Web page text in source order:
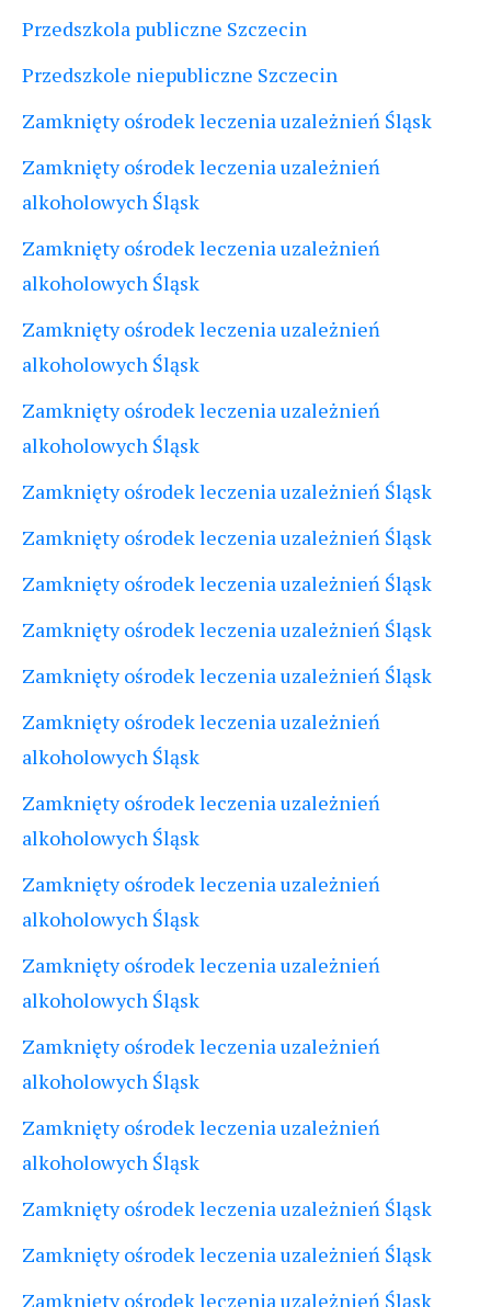
Przedszkola publiczne Szczecin
Przedszkole niepubliczne Szczecin
Zamknięty ośrodek leczenia uzależnień Śląsk
Zamknięty ośrodek leczenia uzależnień
alkoholowych Śląsk
Zamknięty ośrodek leczenia uzależnień
alkoholowych Śląsk
Zamknięty ośrodek leczenia uzależnień
alkoholowych Śląsk
Zamknięty ośrodek leczenia uzależnień
alkoholowych Śląsk
Zamknięty ośrodek leczenia uzależnień Śląsk
Zamknięty ośrodek leczenia uzależnień Śląsk
Zamknięty ośrodek leczenia uzależnień Śląsk
Zamknięty ośrodek leczenia uzależnień Śląsk
Zamknięty ośrodek leczenia uzależnień Śląsk
Zamknięty ośrodek leczenia uzależnień
alkoholowych Śląsk
Zamknięty ośrodek leczenia uzależnień
alkoholowych Śląsk
Zamknięty ośrodek leczenia uzależnień
alkoholowych Śląsk
Zamknięty ośrodek leczenia uzależnień
alkoholowych Śląsk
Zamknięty ośrodek leczenia uzależnień
alkoholowych Śląsk
Zamknięty ośrodek leczenia uzależnień
alkoholowych Śląsk
Zamknięty ośrodek leczenia uzależnień Śląsk
Zamknięty ośrodek leczenia uzależnień Śląsk
Zamknięty ośrodek leczenia uzależnień Śląsk